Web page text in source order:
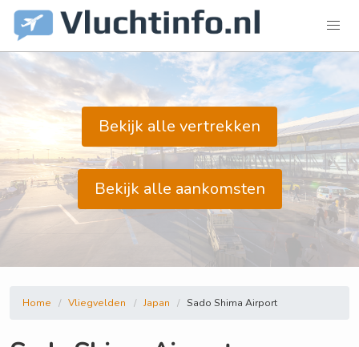
Bekijk alle vertrekken
Bekijk alle aankomsten
Home Vliegvelden Japan Sado Shima Airport